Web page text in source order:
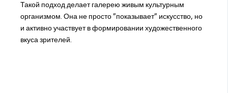
Такой подход делает галерею живым культурным
организмом. Она не просто "показывает" искусство, но
и активно участвует в формировании художественного
вкуса зрителей.